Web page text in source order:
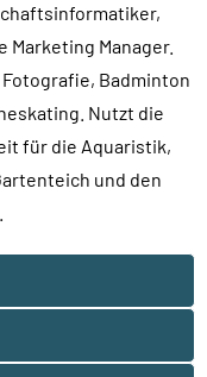
Marketing Manager.
Badminton
Nutzt die
für die Aquaristik,
und den